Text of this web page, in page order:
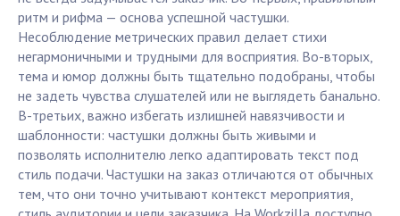
ритм и рифма — основа успешной частушки.
Несоблюдение метрических правил делает стихи
негармоничными и трудными для восприятия. Во-вторых,
тема и юмор должны быть тщательно подобраны, чтобы
не задеть чувства слушателей или не выглядеть банально.
В-третьих, важно избегать излишней навязчивости и
шаблонности: частушки должны быть живыми и
позволять исполнителю легко адаптировать текст под
стиль подачи. Частушки на заказ отличаются от обычных
тем, что они точно учитывают контекст мероприятия,